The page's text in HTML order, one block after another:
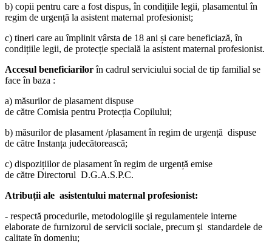
b) copii pentru care a fost dispus, în condițiile legii, plasamentul în
regim de urgență la asistent maternal profesionist;
c) tineri care au împlinit vârsta de 18 ani și care beneficiază, în
condițiile legii, de protecție specială la asistent maternal profesionist.
Accesul beneficiarilorîn cadrul serviciului social de tip familial se
face în baza :
a) măsurilor de plasament dispuse
de către Comisia pentru Protecția Copilului;
b) măsurilor de plasament /plasament în regim de urgență dispuse
de către Instanța judecătorească;
c) dispozițiilor de plasament în regim de urgență emise
de către Directorul D.G.A.S.P.C.
Atribuții ale asistentului maternal profesionist:
- respectă procedurile, metodologiile şi regulamentele interne
elaborate de furnizorul de servicii sociale, precum şi standardele de
calitate în domeniu;